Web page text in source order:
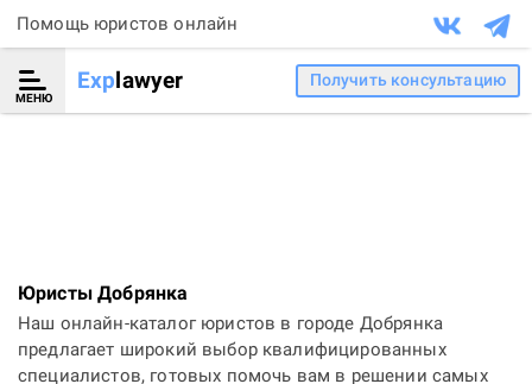
Помощь юристов онлайн
МЕНЮ
Explawyer Получить консультацию
Юристы Добрянка
Наш онлайн-каталог юристов в городе Добрянка
предлагает широкий выбор квалифицированных
специалистов, готовых помочь вам в решении самых